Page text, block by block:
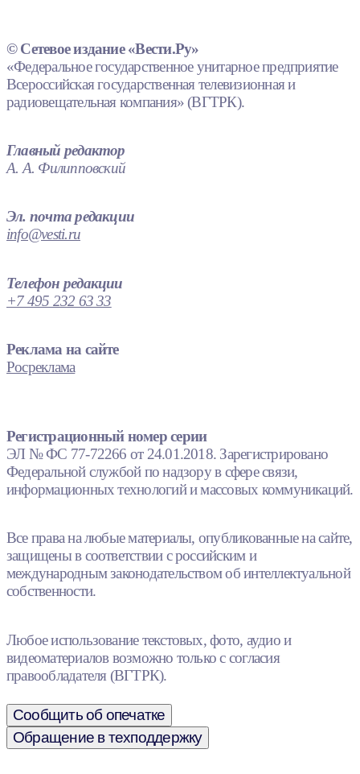
© Сетевое издание «Вести.Ру»
«Федеральное государственное унитарное предприятие
Всероссийская государственная телевизионная и
радиовещательная компания» (ВГТРК).
Главный редактор
А. А. Филипповский
Эл. почта редакции
info@vesti.ru
Телефон редакции
+7 495 232 63 33
Реклама на сайте
Росреклама
Регистрационный номер серии
ЭЛ № ФС 77-72266 от 24.01.2018. Зарегистрировано
Федеральной службой по надзору в сфере связи,
информационных технологий и массовых коммуникаций.
Все права на любые материалы, опубликованные на сайте,
защищены в соответствии с российским и
международным законодательством об интеллектуальной
собственности.
Любое использование текстовых, фото, аудио и
видеоматериалов возможно только с согласия
правообладателя (ВГТРК).
Сообщить об опечатке
Обращение в техподдержку